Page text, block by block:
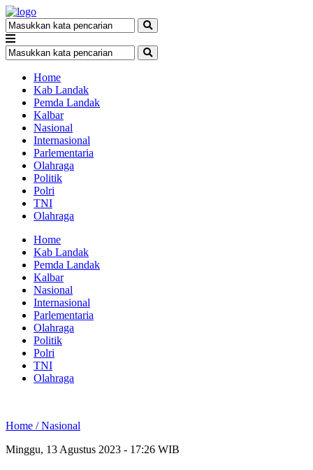
Home
Kab Landak
Pemda Landak
Kalbar
Nasional
Internasional
Parlementaria
Olahraga
Politik
Polri
TNI
Olahraga
Home
Kab Landak
Pemda Landak
Kalbar
Nasional
Internasional
Parlementaria
Olahraga
Politik
Polri
TNI
Olahraga
Home /Nasional
Minggu, 13 Agustus 2023 - 17:26 WIB